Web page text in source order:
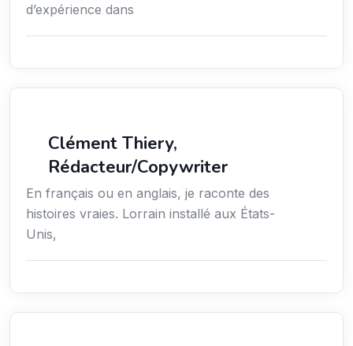
d’expérience dans
Clément Thiery,
Rédacteur/Copywriter
En français ou en anglais, je raconte des
histoires vraies. Lorrain installé aux États-
Unis,